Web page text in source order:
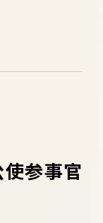
参事官